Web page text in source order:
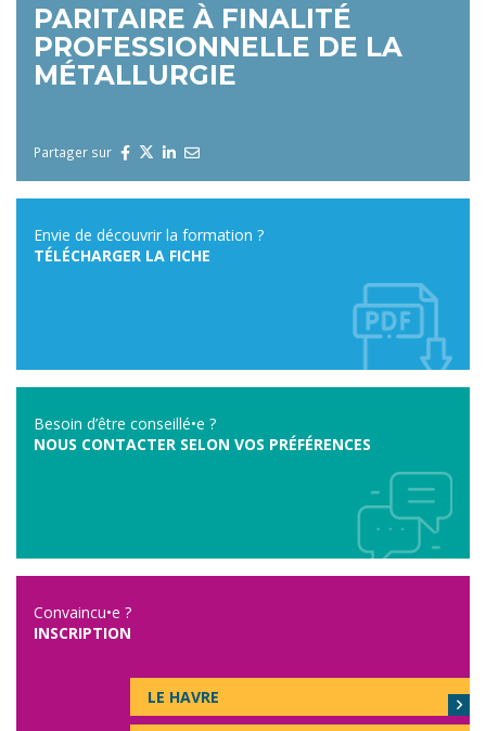
PARITAIRE À FINALITÉ
PROFESSIONNELLE DE LA
MÉTALLURGIE
Partager sur
Envie de découvrir la formation ?
TÉLÉCHARGER LA FICHE
Besoin d’être conseillé•e ?
NOUS CONTACTER SELON VOS PRÉFÉRENCES
Convaincu•e ?
INSCRIPTION
LE HAVRE